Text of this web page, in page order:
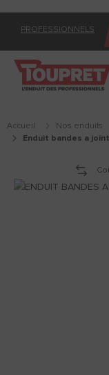
PROFESSIONNELS
Accueil Nos enduits
enduit bandes a